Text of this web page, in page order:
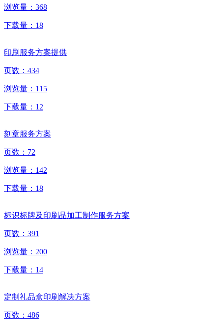
浏览量： 368
下载量： 18
印刷服务方案提供
页数： 434
浏览量： 115
下载量： 12
刻章服务方案
页数： 72
浏览量： 142
下载量： 18
标识标牌及印刷品加工制作服务方案
页数： 391
浏览量： 200
下载量： 14
定制礼品盒印刷解决方案
页数： 486